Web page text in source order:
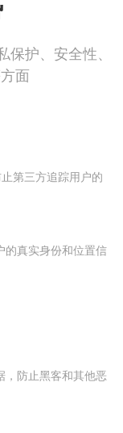
护、安全性、
面
第三方追踪用户的
的真实身份和位置信
，防止黑客和其他恶